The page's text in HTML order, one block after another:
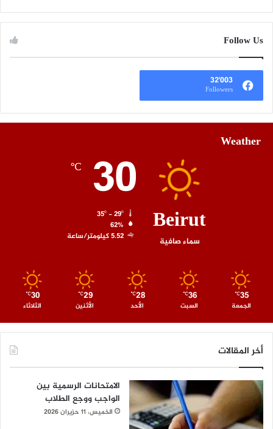
Follow Us
32٬003
Followers
Weather
Beirut
سماء صافية
30
℃
62%
5.52 كيلومتر/ساعة
35
℃
الجمعة
36
℃
السبت
28
℃
الأحد
29
℃
الأثنين
30
℃
الثلاثاء
أخر المقالات
الامتحانات الرسمية بين
الواجب ووجع الطلاب
الخميس، 11 حزيران 2026